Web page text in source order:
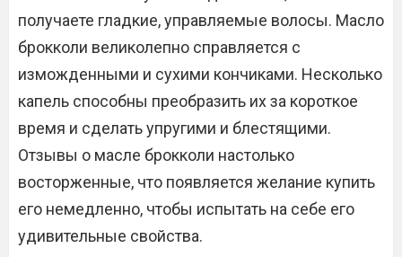
получаете гладкие, управляемые волосы. Масло
брокколи великолепно справляется с
изможденными и сухими кончиками. Несколько
капель способны преобразить их за короткое
время и сделать упругими и блестящими.
Отзывы о масле брокколи настолько
восторженные, что появляется желание купить
его немедленно, чтобы испытать на себе его
удивительные свойства.